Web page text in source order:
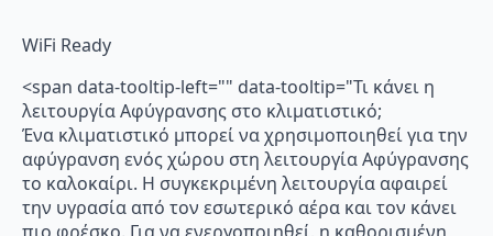
WiFi Ready
<span data-tooltip-left="" data-tooltip="Τι κάνει η
λειτουργία Αφύγρανσης στο κλιματιστικό;
Ένα κλιματιστικό μπορεί να χρησιμοποιηθεί για την
αφύγρανση ενός χώρου στη λειτουργία Αφύγρανσης
το καλοκαίρι. Η συγκεκριμένη λειτουργία αφαιρεί
την υγρασία από τον εσωτερικό αέρα και τον κάνει